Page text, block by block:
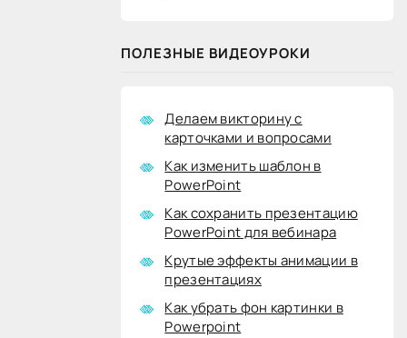
ПОЛЕЗНЫЕ ВИДЕОУРОКИ
Делаем викторину с
карточками и вопросами
Как изменить шаблон в
PowerPoint
Как сохранить презентацию
PowerPoint для вебинара
Крутые эффекты анимации в
презентациях
Как убрать фон картинки в
Powerpoint